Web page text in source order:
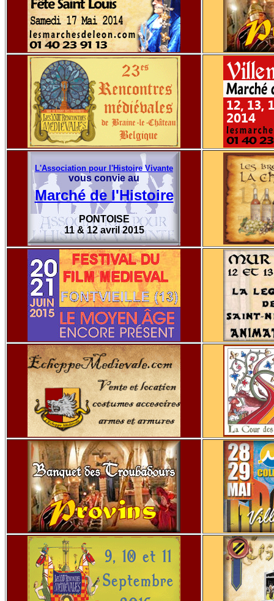
L'Association pour l'Histoire Vivante
vous convie au
Marché de l'Histoire
PONTOISE
11 & 12 avril 2015